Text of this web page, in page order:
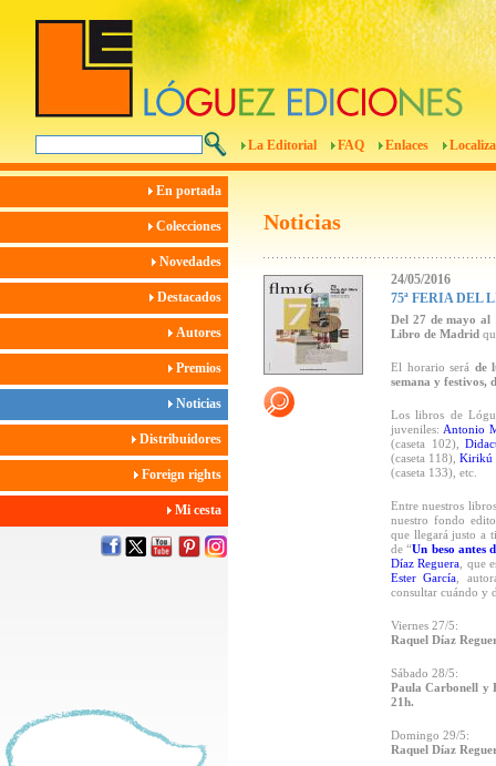
La Editorial FAQ Enlaces
En portada
Colecciones
Novedades
Destacados
Autores
Premios
Noticias
Distribuidores
Foreign rights
Mi cesta
Noticias
24/05/2016
75ª FERIA DEL
Del 27 de mayo al
Libro de Madrid
El horario será de
semana y festivos,
Los libros de
juveniles: Antonio
(caseta 102),
(caseta 118),Kirikú
(caseta 133), etc.
Entre nuestros
nuestro fondo
que llegará justo a
de “Un beso antes
Díaz Reguera , que
Ester García ,
consultar cuándo y
Viernes 27/5:
Raquel Díaz
Sábado 28/5:
Paula Carbonell y
21h.
Domingo 29/5:
Raquel Díaz